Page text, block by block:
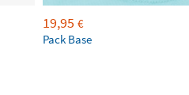
19,95 €
Pack Base